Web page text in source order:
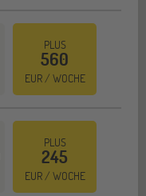
PLUS
560
EUR / WOCHE
PLUS
245
EUR / WOCHE